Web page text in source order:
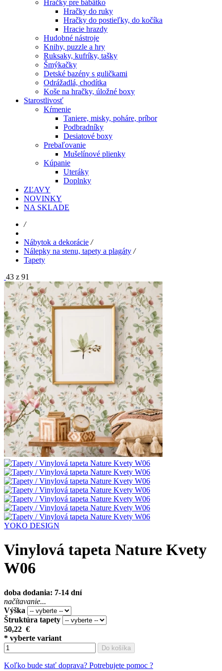
Hračky pre bábätko
Hračky do ruky
Hračky do postieľky, do kočíka
Hracie hrazdy
Hudobné nástroje
Knihy, puzzle a hry
Ruksaky, kufríky, tašky
Šmýkačky
Detské bazény s guličkami
Odrážadlá, chodítka
Koše na hračky, úložné boxy
Starostlivosť
Kŕmenie
Taniere, misky, poháre, príbor
Podbradníky
Desiatové boxy
Prebaľovanie
Mušelínové plienky
Kúpanie
Uteráky
Doplnky
ZĽAVY
NOVINKY
NA SKLADE
/
Nábytok a dekorácie /
Nálepky na stenu, tapety a plagáty /
Tapety
43 z 91
YOKO DESIGN
Vinylová tapeta Nature Kvety
W06
doba dodania: 7-14 dní
načítavanie...
Výška
Štruktúra tapety
50,22 €
* vyberte variant
Do košíka
Koľko bude stať doprava? Potrebujete pomoc ?